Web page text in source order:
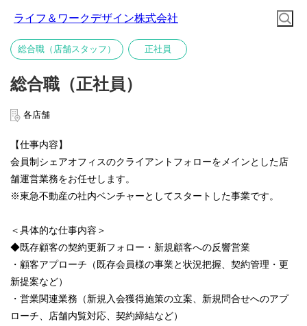
ライフ＆ワークデザイン株式会社
総合職（店舗スタッフ） 正社員
総合職（正社員）
各店舗
【仕事内容】
会員制シェアオフィスのクライアントフォローをメインとした店
舗運営業務をお任せします。
※東急不動産の社内ベンチャーとしてスタートした事業です。
＜具体的な仕事内容＞
◆既存顧客の契約更新フォロー・新規顧客への反響営業
・顧客アプローチ（既存会員様の事業と状況把握、契約管理・更
新提案など）
・営業関連業務（新規入会獲得施策の立案、新規問合せへのアプ
ローチ、店舗内覧対応、契約締結など）